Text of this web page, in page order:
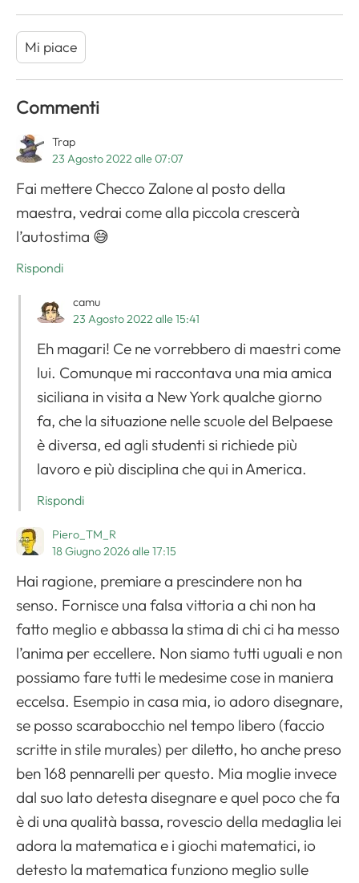
Mi piace
Commenti
Trap
23 Agosto 2022 alle 07:07
Fai mettere Checco Zalone al posto della
maestra, vedrai come alla piccola crescerà
l’autostima 😅
Rispondi
camu
23 Agosto 2022 alle 15:41
Eh magari! Ce ne vorrebbero di maestri come
lui. Comunque mi raccontava una mia amica
siciliana in visita a New York qualche giorno
fa, che la situazione nelle scuole del Belpaese
è diversa, ed agli studenti si richiede più
lavoro e più disciplina che qui in America.
Rispondi
Piero_TM_R
18 Giugno 2026 alle 17:15
Hai ragione, premiare a prescindere non ha
senso. Fornisce una falsa vittoria a chi non ha
fatto meglio e abbassa la stima di chi ci ha messo
l’anima per eccellere. Non siamo tutti uguali e non
possiamo fare tutti le medesime cose in maniera
eccelsa. Esempio in casa mia, io adoro disegnare,
se posso scarabocchio nel tempo libero (faccio
scritte in stile murales) per diletto, ho anche preso
ben 168 pennarelli per questo. Mia moglie invece
dal suo lato detesta disegnare e quel poco che fa
è di una qualità bassa, rovescio della medaglia lei
adora la matematica e i giochi matematici, io
detesto la matematica funziono meglio sulle